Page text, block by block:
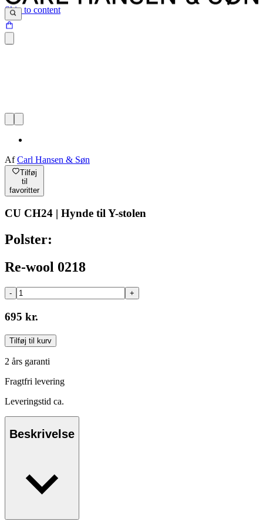
Skip to content
AfCarl Hansen & Søn
Tilføj
til
favoritter
CU CH24 | Hynde til Y-stolen
Polster:
Re-wool 0218
- +
695 kr.
Tilføj til kurv
2 års garanti
Fragtfri levering
Leveringstid ca.
Beskrivelse